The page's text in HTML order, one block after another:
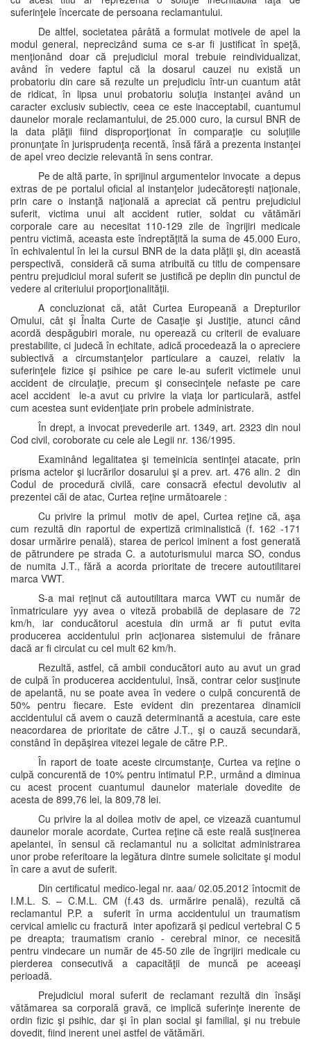
suferinţele încercate de persoana reclamantului.
De altfel, societatea pârâtă a formulat motivele de apel la
modul general, neprecizând suma ce s-ar fi justificat în speţă,
menţionând doar că prejudiciul moral trebuie reindividualizat,
având în vedere faptul că la dosarul cauzei nu există un
probatoriu din care să rezulte un prejudiciu într-un cuantum atât
de ridicat, în lipsa unui probatoriu soluţia instanţei având un
caracter exclusiv subiectiv, ceea ce este inacceptabil, cuantumul
daunelor morale reclamantului, de 25.000 curo, la cursul BNR de
la data plăţii fiind disproporţionat în comparaţie cu soluţiile
pronunţate în jurisprudenţa recentă, însă fără a prezenta instanţei
de apel vreo decizie relevantă în sens contrar.
Pe de altă parte, în sprijinul argumentelor invocate a depus
extras de pe portalul oficial al instanţelor judecătoreşti naţionale,
prin care o instanţă naţională a apreciat că pentru prejudiciul
suferit, victima unui alt accident rutier, soldat cu vătămări
corporale care au necesitat 110-129 zile de îngrijiri medicale
pentru victimă, aceasta este îndreptăţită la suma de 45.000 Euro,
în echivalentul în lei la cursul BNR de la data plăţii şi, din această
perspectivă, consideră că suma atribuită cu titlu de compensare
pentru prejudiciul moral suferit se justifică pe deplin din punctul de
vedere al criteriului proporţionalităţii.
A concluzionat că, atât Curtea Europeană a Drepturilor
Omului, cât şi Înalta Curte de Casaţie şi Justiţie, atunci când
acordă despăgubiri morale, nu operează cu criterii de evaluare
prestabilite, ci judecă în echitate, adică procedează la o apreciere
subiectivă a circumstanţelor particulare a cauzei, relativ la
suferinţele fizice şi psihice pe care le-au suferit victimele unui
accident de circulaţie, precum şi consecinţele nefaste pe care
acel accident le-a avut cu privire la viaţa lor particulară, astfel
cum acestea sunt evidenţiate prin probele administrate.
În drept, a invocat prevederile art. 1349, art. 2323 din noul
Cod civil, coroborate cu cele ale Legii nr. 136/1995.
Examinând legalitatea şi temeinicia sentinţei atacate, prin
prisma actelor şi lucrărilor dosarului şi a prev. art. 476 alin. 2 din
Codul de procedură civilă, care consacră efectul devolutiv al
prezentei căi de atac, Curtea reţine următoarele :
Cu privire la primul motiv de apel, Curtea reţine că, aşa
cum rezultă din raportul de expertiză criminalistică (f. 162 -171
dosar urmărire penală), starea de pericol iminent a fost generată
de pătrundere pe strada C. a autoturismului marca SO, condus
de numita J.T., fără a acorda prioritate de trecere autoutilitarei
marca VWT.
S-a mai reţinut că autoutilitara marca VWT cu număr de
înmatriculare yyy avea o viteză probabilă de deplasare de 72
km/h, iar conducătorul acestuia din urmă ar fi putut evita
producerea accidentului prin acţionarea sistemului de frânare
dacă ar fi circulat cu cel mult 62 km/h.
Rezultă, astfel, că ambii conducători auto au avut un grad
de culpă în producerea accidentului, însă, contrar celor susţinute
de apelantă, nu se poate avea în vedere o culpă concurentă de
50% pentru fiecare. Este evident din prezentarea dinamicii
accidentului că avem o cauză determinantă a acestuia, care este
neacordarea de prioritate de către J.T., şi o cauză secundară,
constând în depăşirea vitezei legale de către P.P..
În raport de toate aceste circumstanţe, Curtea va reţine o
culpă concurentă de 10% pentru intimatul P.P., urmând a diminua
cu acest procent cuantumul daunelor materiale dovedite de
acesta de 899,76 lei, la 809,78 lei.
Cu privire la al doilea motiv de apel, ce vizează cuantumul
daunelor morale acordate, Curtea reţine că este reală susţinerea
apelantei, în sensul că reclamantul nu a solicitat administrarea
unor probe referitoare la legătura dintre sumele solicitate şi modul
în care a avut de suferit.
Din certificatul medico-legal nr. aaa/ 02.05.2012 întocmit de
I.M.L. S. – C.M.L. CM (f.43 ds. urmărire penală), rezultă că
reclamantul P.P. a suferit în urma accidentului un traumatism
cervical amielic cu fractură inter apofizară şi pedicul vertebral C 5
pe dreapta; traumatism cranio - cerebral minor, ce necesită
pentru vindecare un număr de 45-50 zile de îngrijiri medicale cu
pierderea consecutivă a capacităţii de muncă pe aceeaşi
perioadă.
Prejudiciul moral suferit de reclamant rezultă din însăşi
vătămarea sa corporală gravă, ce implică suferinţe inerente de
ordin fizic şi psihic, dar şi în plan social şi familial, şi nu trebuie
dovedit, fiind inerent unei astfel de vătămări.